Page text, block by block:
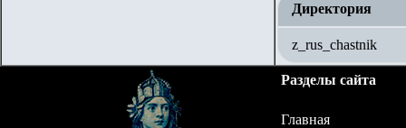
Директория
z_rus_chastnik
Разделы сайта
Главная